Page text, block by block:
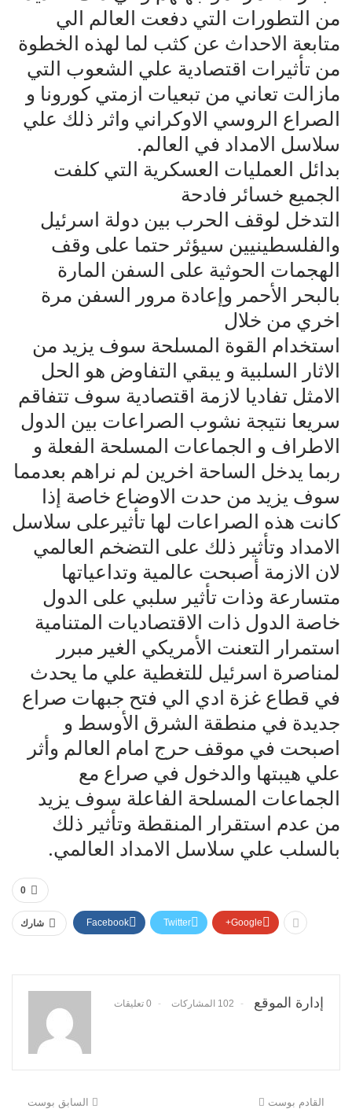
من التطورات التي دفعت العالم الي
متابعة الاحداث عن كثب لما لهذه الخطوة
من تأثيرات اقتصادية علي الشعوب التي
مازالت تعاني من تبعيات ازمتي كورونا و
الصراع الروسي الاوكراني واثر ذلك علي
سلاسل الامداد في العالم.
بدائل العمليات العسكرية التي كلفت
الجميع خسائر فادحة
التدخل لوقف الحرب بين دولة اسرئيل
والفلسطينيين سيؤثر حتما على وقف
الهجمات الحوثية على السفن المارة
بالبحر الأحمر وإعادة مرور السفن مرة
اخري من خلال
استخدام القوة المسلحة سوف يزيد من
الاثار السلبية و يبقي التفاوض هو الحل
الامثل تفاديا لازمة اقتصادية سوف تتفاقم
سريعا نتيجة نشوب الصراعات بين الدول
الاطراف و الجماعات المسلحة الفعلة و
ربما يدخل الساحة اخرين لم نراهم بعدمما
سوف يزيد من حدت الاوضاع خاصة إذا
كانت هذه الصراعات لها تأثيرعلى سلاسل
الامداد وتأثير ذلك على التضخم العالمي
لان الازمة أصبحت عالمية وتداعياتها
متسارعة وذات تأثير سلبي على الدول
خاصة الدول ذات الاقتصاديات المتنامية
استمرار التعنت الأمريكي الغير مبرر
لمناصرة اسرئيل للتغطية علي ما يحدث
في قطاع غزة ادي الي فتح جبهات صراع
جديدة في منطقة الشرق الأوسط و
اصبحت في موقف حرج امام العالم وأثر
علي هيبتها والدخول في صراع مع
الجماعات المسلحة الفاعلة سوف يزيد
من عدم استقرار المنقطة وتأثير ذلك
بالسلب علي سلاسل الامداد العالمي.
0
شارك Facebook Twitter Google+
إدارة الموقع 102 المشاركات 0 تعليقات
السابق بوست القادم بوست